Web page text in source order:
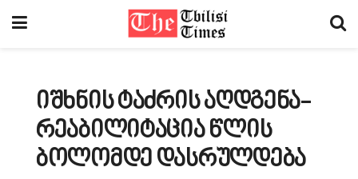
იშხნის ტაძრის აღდგენა-
რეაბილიტაცია წლის
ბოლომდე დასრულდება